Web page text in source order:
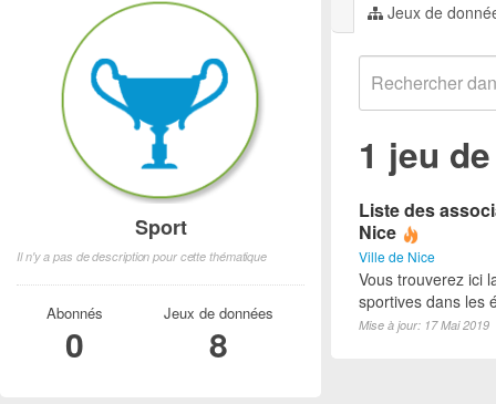
Jeux de
1 jeu
Liste des
Nice
Ville de Nice
Vous trouverez ici
sportives dans les
Mise à jour: 17 Mai 2019
Sport
Il n'y a pas de description pour cette thématique
Abonnés
0
Jeux de données
8